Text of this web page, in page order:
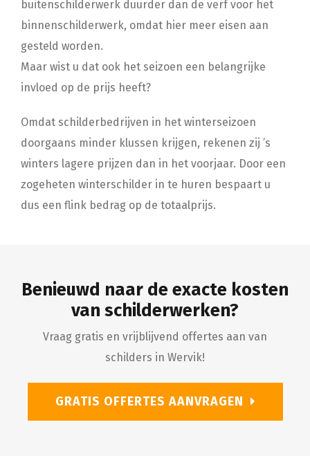
buitenschilderwerk duurder dan de verf voor het
binnenschilderwerk, omdat hier meer eisen aan
gesteld worden.
Maar wist u dat ook het seizoen een belangrijke
invloed op de prijs heeft?
Omdat schilderbedrijven in het winterseizoen
doorgaans minder klussen krijgen, rekenen zij ’s
winters lagere prijzen dan in het voorjaar. Door een
zogeheten winterschilder in te huren bespaart u
dus een flink bedrag op de totaalprijs.
Benieuwd naar de exacte kosten
van schilderwerken?
Vraag gratis en vrijblijvend offertes aan van
schilders in Wervik!
GRATIS OFFERTES AANVRAGEN